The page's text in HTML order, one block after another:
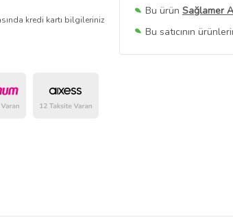
Bu ürün Sağlamer
Bu satıcının
Bu SatıcınınTüm
kredi kartı bilgileriniz